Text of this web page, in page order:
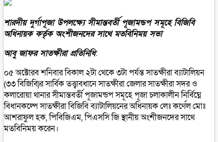
শারদীয় দুর্গাপূজা উপলক্ষ্যে সীমান্তবর্তী পূজামন্ডপ সমূহে বিজিবি
অধিনায়ক কর্তৃক অংশীজনদের সাথে মতবিনিময় সভা
আবু জাফর সাতক্ষীরা প্রতিনিধি:
০৫ অক্টোরব শনিবার বিকাল ২টা থেকে ৩টা পর্যন্ত সাতক্ষীরা ব্যাটালিয়ন
(৩৩ বিজিবি)র সার্বিক তত্ত্বাবধানে সাতক্ষীরা জেলার সাতক্ষীরা সদর ও
কলারোয়া থানার সীমান্তবর্তী পূজামন্ডপ সমূহে পূজা চলাকালীন নির্বিঘ্নে
বিধানকল্পে সাতক্ষীরা বিজিবি ব্যাটালিয়নের অধিনায়ক লেঃ কর্ণেল মোঃ
আশরাফুল হক, পিবিজিএম, পিএসসি জি স্থানীয় অংশীজনদের সাথে
মতবিনিময় করেন।